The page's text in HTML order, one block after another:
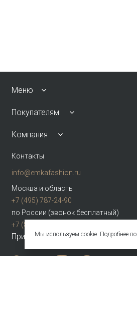
Меню
Покупателям
Компания
Контакты
info@emkafashion.ru
Москва и область
+7 (495) 787-24-90
по России (звонок бесплатный)
+7 (800) 775-42-46
Присоединяйтесь
Мы используем cookie. Подробнее по